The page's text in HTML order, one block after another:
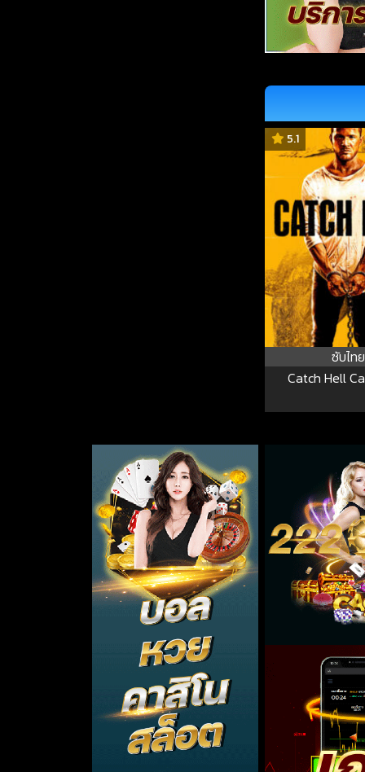
5.1
ซับไทย
Catch Hell